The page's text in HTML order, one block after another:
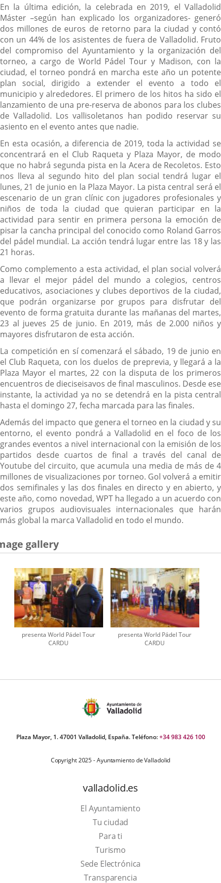
En la última edición, la celebrada en 2019, el Valladolid
Máster –según han explicado los organizadores- generó
dos millones de euros de retorno para la ciudad y contó
con un 44% de los asistentes de fuera de Valladolid. Fruto
del compromiso del Ayuntamiento y la organización del
torneo, a cargo de World Pádel Tour y Madison, con la
ciudad, el torneo pondrá en marcha este año un potente
plan social, dirigido a extender el evento a todo el
municipio y alrededores. El primero de los hitos ha sido el
lanzamiento de una pre-reserva de abonos para los clubes
de Valladolid. Los vallisoletanos han podido reservar su
asiento en el evento antes que nadie.
En esta ocasión, a diferencia de 2019, toda la actividad se
concentrará en el Club Raqueta y Plaza Mayor, de modo
que no habrá segunda pista en la Acera de Recoletos. Esto
nos lleva al segundo hito del plan social tendrá lugar el
lunes, 21 de junio en la Plaza Mayor. La pista central será el
escenario de un gran clínic con jugadores profesionales y
niños de toda la ciudad que quieran participar en la
actividad para sentir en primera persona la emoción de
pisar la cancha principal del conocido como Roland Garros
del pádel mundial. La acción tendrá lugar entre las 18 y las
21 horas.
Como complemento a esta actividad, el plan social volverá
a llevar el mejor pádel del mundo a colegios, centros
educativos, asociaciones y clubes deportivos de la ciudad,
que podrán organizarse por grupos para disfrutar del
evento de forma gratuita durante las mañanas del martes,
23 al jueves 25 de junio. En 2019, más de 2.000 niños y
mayores disfrutaron de esta acción.
La competición en sí comenzará el sábado, 19 de junio en
el Club Raqueta, con los duelos de preprevia, y llegará a la
Plaza Mayor el martes, 22 con la disputa de los primeros
encuentros de dieciseisavos de final masculinos. Desde ese
instante, la actividad ya no se detendrá en la pista central
hasta el domingo 27, fecha marcada para las finales.
Además del impacto que genera el torneo en la ciudad y su
entorno, el evento pondrá a Valladolid en el foco de los
grandes eventos a nivel internacional con la emisión de los
partidos desde cuartos de final a través del canal de
Youtube del circuito, que acumula una media de más de 4
millones de visualizaciones por torneo. Gol volverá a emitir
dos semifinales y las dos finales en directo y en abierto, y
este año, como novedad, WPT ha llegado a un acuerdo con
varios grupos audiovisuales internacionales que harán
más global la marca Valladolid en todo el mundo.
gallery
presenta World Pádel Tour
CARDU
presenta World Pádel Tour
CARDU
Plaza Mayor, 1. 47001 Valladolid, España. Teléfono:+34 983 426 100
Copyright 2025 - Ayuntamiento de Valladolid
valladolid.es
El Ayuntamiento
Tu ciudad
Para ti
TurismoThis
link
will
Sede Electrónica
Transparencia